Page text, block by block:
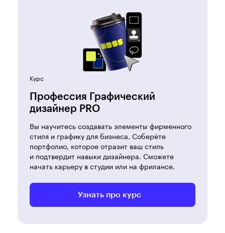
Курс
Профессия Графический
дизайнер PRO
Вы научитесь создавать элементы фирменного
стиля и графику для бизнеса. Соберёте
портфолио, которое отразит ваш стиль
и подтвердит навыки дизайнера. Сможете
начать карьеру в студии или на фрилансе.
Узнать про курс